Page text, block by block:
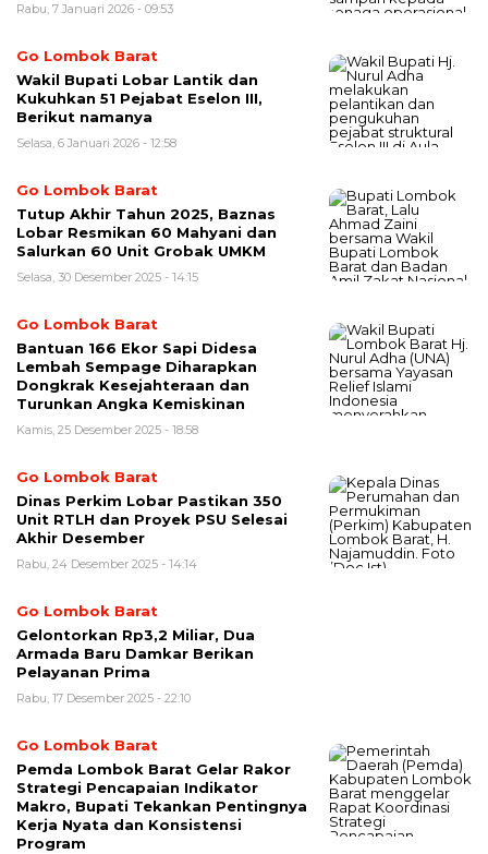
Rabu, 7 Januari 2026 - 09:53
Go Lombok Barat
Wakil Bupati Lobar Lantik dan
Kukuhkan 51 Pejabat Eselon III,
Berikut namanya
Selasa, 6 Januari 2026 - 12:58
Go Lombok Barat
Tutup Akhir Tahun 2025, Baznas
Lobar Resmikan 60 Mahyani dan
Salurkan 60 Unit Grobak UMKM
Selasa, 30 Desember 2025 - 14:15
Go Lombok Barat
Bantuan 166 Ekor Sapi Didesa
Lembah Sempage Diharapkan
Dongkrak Kesejahteraan dan
Turunkan Angka Kemiskinan
Kamis, 25 Desember 2025 - 18:58
Go Lombok Barat
Dinas Perkim Lobar Pastikan 350
Unit RTLH dan Proyek PSU Selesai
Akhir Desember
Rabu, 24 Desember 2025 - 14:14
Go Lombok Barat
Gelontorkan Rp3,2 Miliar, Dua
Armada Baru Damkar Berikan
Pelayanan Prima
Rabu, 17 Desember 2025 - 22:10
Go Lombok Barat
Pemda Lombok Barat Gelar Rakor
Strategi Pencapaian Indikator
Makro, Bupati Tekankan Pentingnya
Kerja Nyata dan Konsistensi
Program